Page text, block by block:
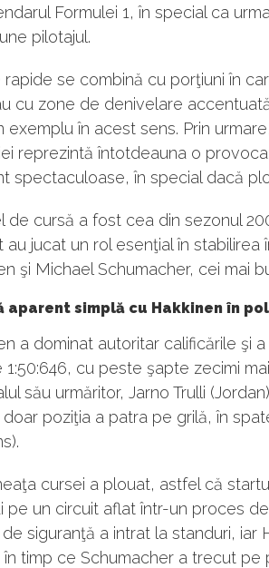
Formulei 1, în special ca
pilotajul.
rapide se combină cu porţiuni în
cu zone de denivelare
exemplu în acest sens. Prin
reprezintă întotdeauna o
spectaculoase, în special dacă
de cursă a fost cea din sezonul
au jucat un rol esenţial în stabilirea
şi Michael Schumacher, cei mai
aparent simplă cu Hakkinen în
a dominat autoritar calificările şi
1:50:646, cu peste şapte zecimi
său urmăritor, Jarno Trulli
poziţia a patra pe grilă, în
cursei a plouat, astfel că
pe un circuit aflat într-un proces
de siguranţă a intrat la standuri, iar
în timp ce Schumacher a trecut pe